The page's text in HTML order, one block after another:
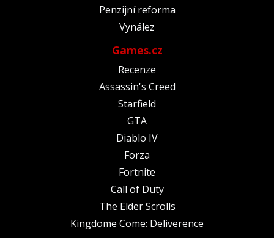
Penzijní reforma
Vynález
Games.cz
Recenze
Assassin's Creed
Starfield
GTA
Diablo IV
Forza
Fortnite
Call of Duty
The Elder Scrolls
Kingdome Come: Deliverence